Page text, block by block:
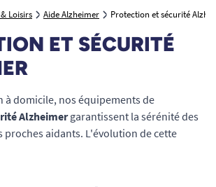
Loisirs Aide Alzheimer Protection et sécurité
ET SÉCURITÉ
à domicile, nos équipements de
Alzheimergarantissent la sérénité des
proches aidants. L'évolution de cette
entraîne désorientation
domestiques, nous vous